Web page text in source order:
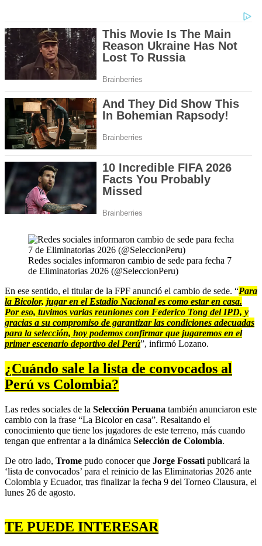
Redes sociales informaron cambio de sede para fecha 7
de Eliminatorias 2026 (@SeleccionPeru)
En ese sentido, el titular de la FPF anunció el cambio de sede. “Para
la Bicolor, jugar en el Estadio Nacional es como estar en casa.
Por eso, tuvimos varias reuniones con Federico Tong del IPD, y
gracias a su compromiso de garantizar las condiciones adecuadas
para la selección, hoy podemos confirmar que jugaremos en el
primer escenario deportivo del Perú”, infirmó Lozano.
¿Cuándo sale la lista de convocados al
Perú vs Colombia?
Las redes sociales de la Selección Peruana también anunciaron este
cambio con la frase “La Bicolor en casa”. Resaltando el
conocimiento que tiene los jugadores de este terreno, más cuando
tengan que enfrentar a la dinámica Selección de Colombia.
De otro lado, Trome pudo conocer que Jorge Fossati publicará la
‘lista de convocados’ para el reinicio de las Eliminatorias 2026 ante
Colombia y Ecuador, tras finalizar la fecha 9 del Torneo Clausura, el
lunes 26 de agosto.
TE PUEDE INTERESAR